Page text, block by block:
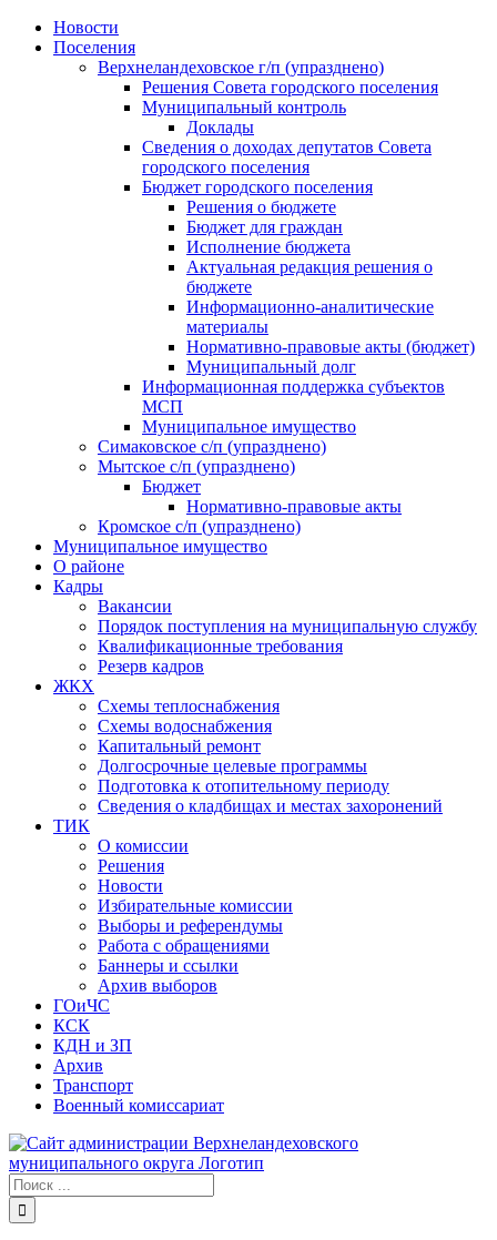
Skip
Новости
Поселения
Верхнеландеховское г/п (упразднено)
Решения Совета городского поселения
Муниципальный контроль
Доклады
Сведения о доходах депутатов Совета
городского поселения
Бюджет городского поселения
Решения о бюджете
Бюджет для граждан
Исполнение бюджета
Актуальная редакция решения о
бюджете
Информационно-аналитические
материалы
Нормативно-правовые акты (бюджет)
Муниципальный долг
Информационная поддержка субъектов
МСП
Муниципальное имущество
Симаковское с/п (упразднено)
Мытское с/п (упразднено)
Бюджет
Нормативно-правовые акты
Кромское с/п (упразднено)
Муниципальное имущество
О районе
Кадры
Вакансии
Порядок поступления на муниципальную службу
Квалификационные требования
Резерв кадров
ЖКХ
Схемы теплоснабжения
Схемы водоснабжения
Капитальный ремонт
Долгосрочные целевые программы
Подготовка к отопительному периоду
Сведения о кладбищах и местах захоронений
ТИК
О комиссии
Решения
Новости
Избирательные комиссии
Выборы и референдумы
Работа с обращениями
Баннеры и ссылки
Архив выборов
ГОиЧС
КСК
КДН и ЗП
Архив
Транспорт
Военный комиссариат
Результат
поиска: